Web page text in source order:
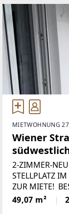
MIETWOHNUNG
Wiener
inklusive!
2-ZIMMER-
STELLPLATZ
ZUR MIETE!
sich im 3.
Wohnfläche
49,07 m²